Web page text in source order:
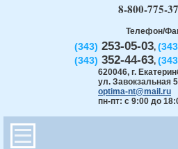
Телефон/
(343) 253-05-03,
(343) 352-44-63,
620046, г.
ул. Завокзальная
optima-nt@mail.ru
пн-пт: с 9:00 до
8-800-775-